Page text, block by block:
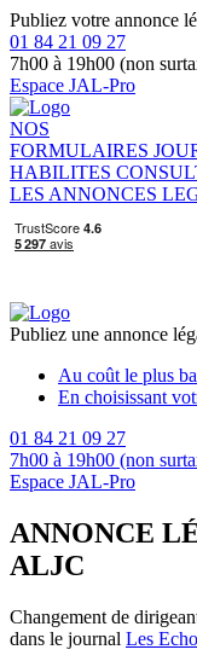
Publiez votre annonce
01 84 21 09 27
7h00 à 19h00 (non
Espace JAL-Pro
NOS
FORMULAIRES
HABILITES
LES ANNONCES
Publiez une annonce
Au coût le plus
En choisissant
01 84 21 09 27
7h00 à 19h00 (non
Espace JAL-Pro
ANNONCE
ALJC
Changement de
dans le journal Les